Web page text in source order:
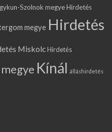
Szolnok megyeHirdetés
megye Hirdetés
MiskolcHirdetés
Kínál álláshirdetés